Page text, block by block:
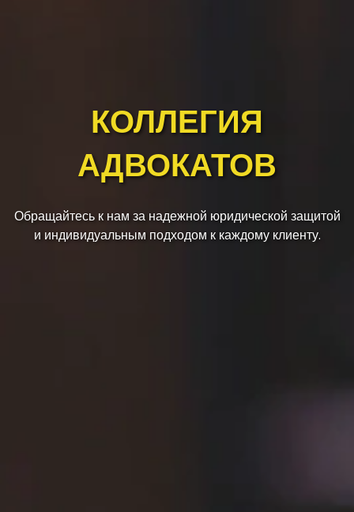
КОЛЛЕГИЯ
АДВОКАТОВ
Обращайтесь к нам за надежной юридической защитой
и индивидуальным подходом к каждому клиенту.